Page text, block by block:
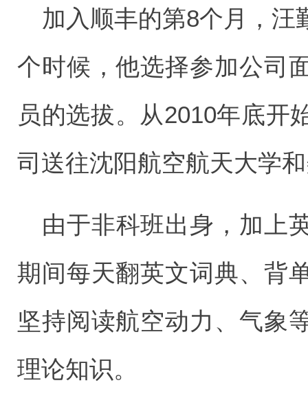
加入顺丰的第8个月，汪
个时候，他选择参加公司
员的选拔。从2010年底开
司送往沈阳航空航天大学
由于非科班出身，加上
期间每天翻英文词典、背
坚持阅读航空动力、气象
理论知识。